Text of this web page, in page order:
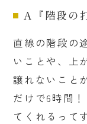
A『階段の
直線の階段の
いことや、上
譲れないこと
だけで6時間
てくれるって